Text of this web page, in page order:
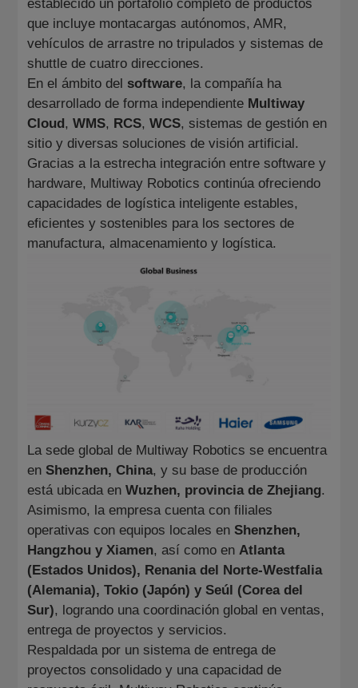
establecido un portafolio completo de productos
que incluye montacargas autónomos, AMR,
vehículos de arrastre no tripulados y sistemas de
shuttle de cuatro direcciones.
En el ámbito del software, la compañía ha
desarrollado de forma independiente Multiway
Cloud ,WMS, RCS,WCS, sistemas de gestión en
sitio y diversas soluciones de visión artificial.
Gracias a la estrecha integración entre software y
hardware, Multiway Robotics continúa ofreciendo
capacidades de logística inteligente estables,
eficientes y sostenibles para los sectores de
manufactura, almacenamiento y logística.
La sede global de Multiway Robotics se encuentra
enShenzhen, China, y su base de producción
está ubicada enWuzhen, provincia de Zhejiang.
Asimismo, la empresa cuenta con filiales
operativas con equipos locales enShenzhen,
Hangzhou y Xiamen, así como enAtlanta
(Estados Unidos), Renania del Norte-Westfalia
(Alemania), Tokio (Japón) y Seúl (Corea del
Sur), logrando una coordinación global en ventas,
entrega de proyectos y servicios.
Respaldada por un sistema de entrega de
proyectos consolidado y una capacidad de